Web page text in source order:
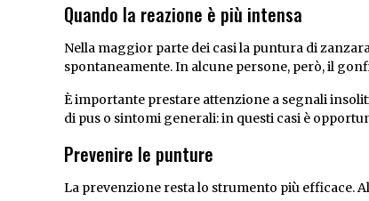
Quando la reazione è più intensa
Nella maggior parte dei casi la puntura di
spontaneamente. In alcune persone, però, il
È importante prestare attenzione a segnali
di pus o sintomi generali: in questi casi è
Prevenire le punture
La prevenzione resta lo strumento più efficace.